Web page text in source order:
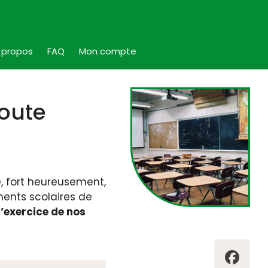
FAQ Mon compte
fort heureusement,
scolaires de
de nos